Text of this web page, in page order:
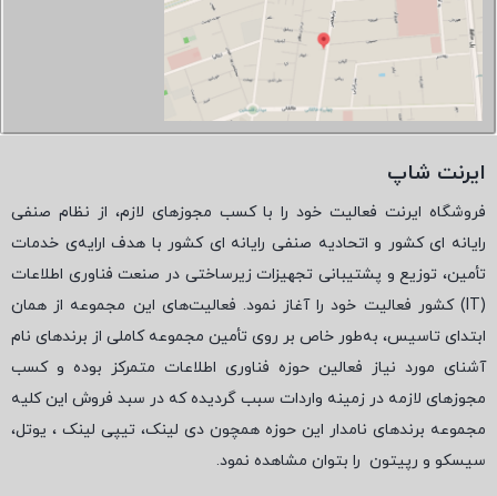
ایرنت شاپ
فروشگاه ایرنت فعالیت خود را با کسب مجوزهای لازم، از نظام صنفی
رایانه ای کشور و اتحادیه صنفی رایانه ای کشور با هدف ارایه‌ی خدمات
تأمین، توزیع و پشتیبانی تجهیزات زیرساختی در صنعت فناوری اطلاعات
(
IT) کشور فعالیت خود را آغاز نمود. فعالیت‌های این مجموعه از همان
ابتدای تاسیس، به‌طور خاص بر روی تأمین مجموعه کاملی از برندهای نام
آشنای مورد نیاز فعالین حوزه فناوری اطلاعات متمرکز بوده و کسب
مجوزهای لازمه در زمینه واردات سبب گردیده که در سبد فروش این کلیه
مجموعه برندهای نامدار این حوزه همچون دی لینک، تیپی لینک ، یوتل،
سیسکو و رپیتون را بتوان مشاهده نمود.